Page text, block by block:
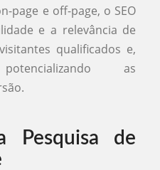
page e off-page, o SEO
e a relevância de
qualificados e,
potencializando as
Pesquisa de